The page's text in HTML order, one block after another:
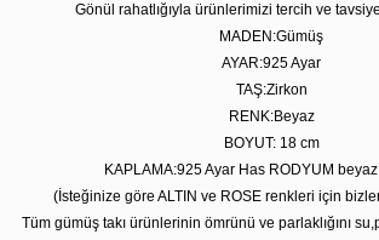
Gönül rahatlığıyla ürünlerimizi tercih ve
MADEN:Gümüş
AYAR:925 Ayar
TAŞ:Zirkon
RENK:Beyaz
BOYUT: 18 cm
KAPLAMA:925 Ayar Has RODYUM
(İsteğinize göre ALTIN ve ROSE renkleri için
Tüm gümüş takı ürünlerinin ömrünü ve parlaklığını